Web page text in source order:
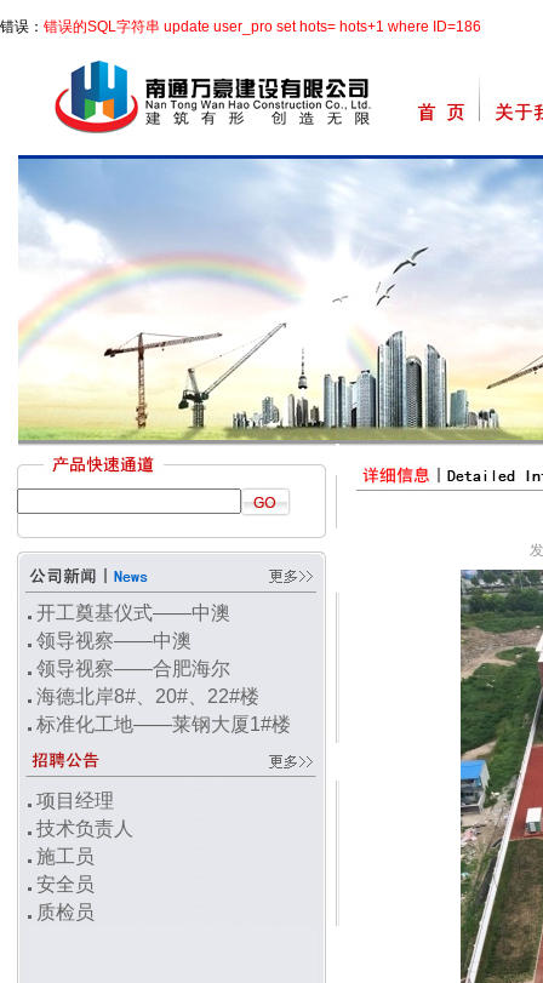
错误： 错误的SQL字符串 update user_pro set hots= hots+1 where ID=186
开工奠基仪式——中澳
领导视察——中澳
领导视察——合肥海尔
海德北岸8#、20#、22#楼
标准化工地——莱钢大厦1#楼
项目经理
技术负责人
施工员
安全员
质检员